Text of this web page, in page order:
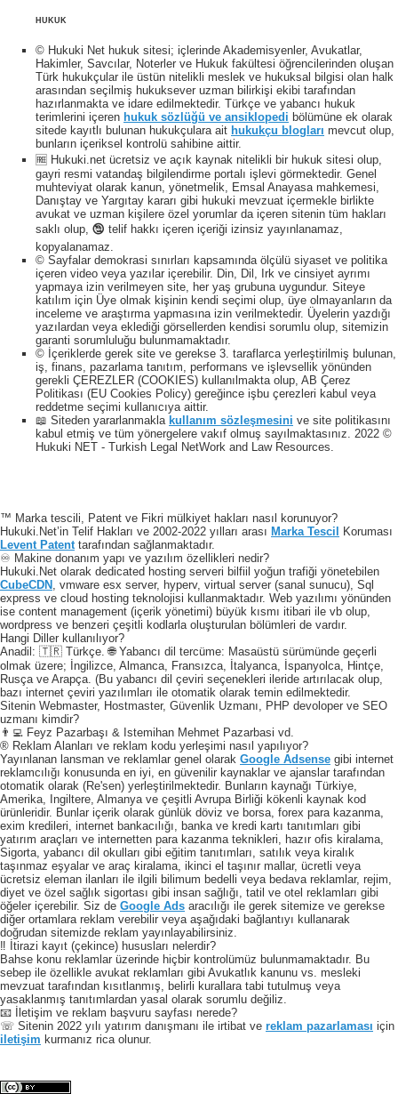
HUKUK
© Hukuki Net hukuk sitesi; içlerinde Akademisyenler, Avukatlar,
Hakimler, Savcılar, Noterler ve Hukuk fakültesi öğrencilerinden oluşan
Türk hukukçular ile üstün nitelikli meslek ve hukuksal bilgisi olan halk
arasından seçilmiş hukuksever uzman bilirkişi ekibi tarafından
hazırlanmakta ve idare edilmektedir. Türkçe ve yabancı hukuk
terimlerini içeren hukuk sözlüğü ve ansiklopedi bölümüne ek olarak
sitede kayıtlı bulunan hukukçulara ait hukukçu blogları mevcut olup,
bunların içeriksel kontrolü sahibine aittir.
🆓 Hukuki.net ücretsiz ve açık kaynak nitelikli bir hukuk sitesi olup,
gayri resmi vatandaş bilgilendirme portalı işlevi görmektedir. Genel
muhteviyat olarak kanun, yönetmelik, Emsal Anayasa mahkemesi,
Danıştay ve Yargıtay kararı gibi hukuki mevzuat içermekle birlikte
avukat ve uzman kişilere özel yorumlar da içeren sitenin tüm hakları
saklı olup, 🕲 telif hakkı içeren içeriği izinsiz yayınlanamaz,
kopyalanamaz.
© Sayfalar demokrasi sınırları kapsamında ölçülü siyaset ve politika
içeren video veya yazılar içerebilir. Din, Dil, Irk ve cinsiyet ayrımı
yapmaya izin verilmeyen site, her yaş grubuna uygundur. Siteye
katılım için Üye olmak kişinin kendi seçimi olup, üye olmayanların da
inceleme ve araştırma yapmasına izin verilmektedir. Üyelerin yazdığı
yazılardan veya eklediği görsellerden kendisi sorumlu olup, sitemizin
garanti sorumluluğu bulunmamaktadır.
© İçeriklerde gerek site ve gerekse 3. taraflarca yerleştirilmiş bulunan,
iş, finans, pazarlama tanıtım, performans ve işlevsellik yönünden
gerekli ÇEREZLER (COOKIES) kullanılmakta olup, AB Çerez
Politikası (EU Cookies Policy) gereğince işbu çerezleri kabul veya
reddetme seçimi kullanıcıya aittir.
📖 Siteden yararlanmakla kullanım sözleşmesini ve site politikasını
kabul etmiş ve tüm yönergelere vakıf olmuş sayılmaktasınız. 2022 ©
Hukuki NET - Turkish Legal NetWork and Law Resources.
™ Marka tescili, Patent ve Fikri mülkiyet hakları nasıl korunuyor?
Hukuki.Net’in Telif Hakları ve 2002-2022 yılları arası Marka Tescil
Koruması
Levent Patent tarafından sağlanmaktadır.
♾️ Makine donanım yapı ve yazılım özellikleri nedir?
Hukuki.Net olarak dedicated hosting serveri bilfiil yoğun trafiği yönetebilen
CubeCDN
, vmware esx server, hyperv, virtual server (sanal sunucu), Sql
express ve cloud hosting teknolojisi kullanmaktadır. Web yazılımı yönünden
ise content management (içerik yönetimi) büyük kısmı itibari ile vb olup,
wordpress ve benzeri çeşitli kodlarla oluşturulan bölümleri de vardır.
Hangi Diller kullanılıyor?
Anadil: 🇹🇷 Türkçe. 🌐 Yabancı dil tercüme: Masaüstü sürümünde geçerli
olmak üzere; İngilizce, Almanca, Fransızca, İtalyanca, İspanyolca, Hintçe,
Rusça ve Arapça. (Bu yabancı dil çeviri seçenekleri ileride artırılacak olup,
bazı internet çeviri yazılımları ile otomatik olarak temin edilmektedir.
Sitenin Webmaster, Hostmaster, Güvenlik Uzmanı, PHP devoloper ve SEO
uzmanı kimdir?
👨‍💻 Feyz Pazarbaşı & Istemihan Mehmet Pazarbasi vd.
® Reklam Alanları ve reklam kodu yerleşimi nasıl yapılıyor?
Yayınlanan lansman ve reklamlar genel olarak Google Adsense gibi internet
reklamcılığı konusunda en iyi, en güvenilir kaynaklar ve ajanslar tarafından
otomatik olarak (Re'sen) yerleştirilmektedir. Bunların kaynağı Türkiye,
Amerika, Ingiltere, Almanya ve çeşitli Avrupa Birliği kökenli kaynak kod
ürünleridir. Bunlar içerik olarak günlük döviz ve borsa, forex para kazanma,
exim kredileri, internet bankacılığı, banka ve kredi kartı tanıtımları gibi
yatırım araçları ve internetten para kazanma teknikleri, hazır ofis kiralama,
Sigorta, yabancı dil okulları gibi eğitim tanıtımları, satılık veya kiralık
taşınmaz eşyalar ve araç kiralama, ikinci el taşınır mallar, ücretli veya
ücretsiz eleman ilanları ile ilgili bilimum bedelli veya bedava reklamlar, rejim,
diyet ve özel sağlık sigortası gibi insan sağlığı, tatil ve otel reklamları gibi
öğeler içerebilir. Siz de Google Ads aracılığı ile gerek sitemize ve gerekse
diğer ortamlara reklam verebilir veya aşağıdaki bağlantıyı kullanarak
doğrudan sitemizde reklam yayınlayabilirsiniz.
‼️ İtirazi kayıt (çekince) hususları nelerdir?
Bahse konu reklamlar üzerinde hiçbir kontrolümüz bulunmamaktadır. Bu
sebep ile özellikle avukat reklamları gibi Avukatlık kanunu vs. mesleki
mevzuat tarafından kısıtlanmış, belirli kurallara tabi tutulmuş veya
yasaklanmış tanıtımlardan yasal olarak sorumlu değiliz.
📧 İletişim ve reklam başvuru sayfası nerede?
☏ Sitenin 2022 yılı yatırım danışmanı ile irtibat ve reklam pazarlaması için
iletişim kurmanız rica olunur.